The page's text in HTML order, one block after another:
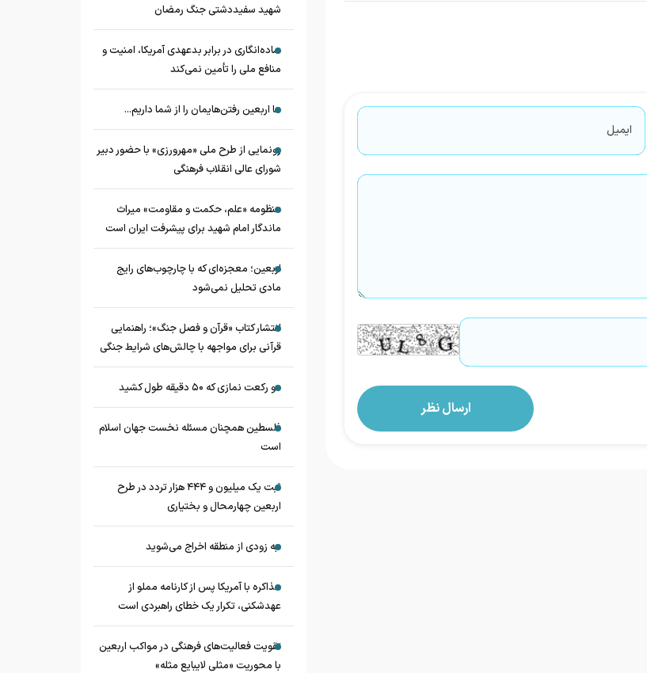
شهید سفیددشتی جنگ رمضان
ساده‌انگاری در برابر بدعهدی آمریکا، امنیت و
منافع ملی را تأمین نمی‌کند
ما اربعین رفتن‌هایمان را از شما داریم...
رونمایی از طرح ملی «مهرورزی» با حضور دبیر
شورای عالی انقلاب فرهنگی
منظومه «علم، حکمت و مقاومت» میراث
ماندگار امام شهید برای پیشرفت ایران است
اربعین؛ معجزه‌ای که با چارچوب‌های رایج
مادی تحلیل نمی‌شود
انتشار کتاب «قرآن و فصل جنگ»؛ راهنمایی
قرآنی برای مواجهه با چالش‌های شرایط جنگی
دو رکعت نمازی که ۵۰ دقیقه طول کشید
فلسطین همچنان مسئله نخست جهان اسلام
است
ثبت یک میلیون و ۴۴۴ هزار تردد در طرح
اربعین چهارمحال و بختیاری
به زودی از منطقه اخراج می‌شوید
مذاکره با آمریکا پس از کارنامه مملو از
عهدشکنی، تکرار یک خطای راهبردی است
تقویت فعالیت‌های فرهنگی در مواکب اربعین
با محوریت «مثلی لایبایع مثله»